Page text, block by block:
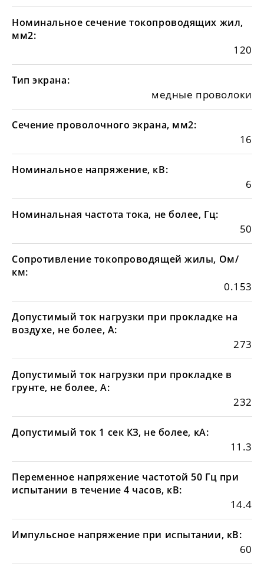
Номинальное сечение токопроводящих жил,
мм2:
120
Тип экрана:
медные проволоки
Сечение проволочного экрана, мм2:
16
Номинальное напряжение, кВ:
6
Номинальная частота тока, не более, Гц:
50
Сопротивление токопроводящей жилы, Ом/
км:
0.153
Допустимый ток нагрузки при прокладке на
воздухе, не более, А:
273
Допустимый ток нагрузки при прокладке в
грунте, не более, А:
232
Допустимый ток 1 сек КЗ, не более, кА:
11.3
Переменное напряжение частотой 50 Гц при
испытании в течение 4 часов, кВ:
14.4
Импульсное напряжение при испытании, кВ:
60